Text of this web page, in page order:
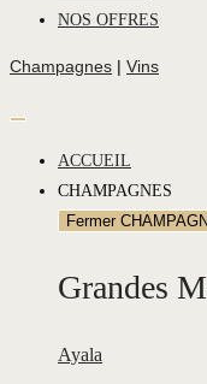
NOS OFFRES
Champagnes | Vins
ACCUEIL
CHAMPAGNES
Fermer
Grandes
Ayala